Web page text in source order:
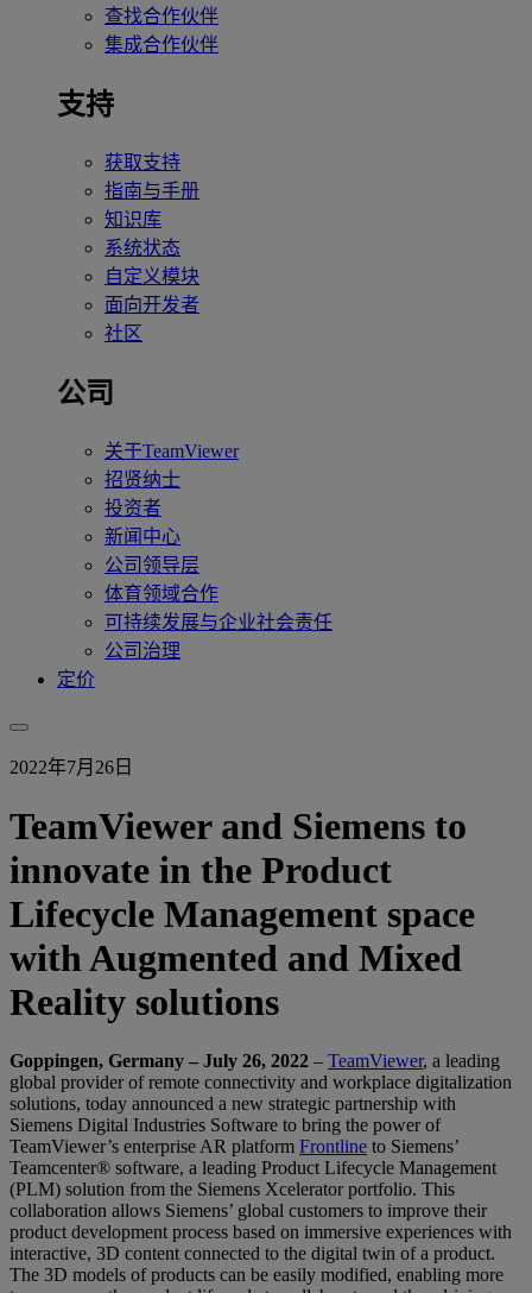
查找合作伙伴
集成合作伙伴
支持
获取支持
指南与手册
知识库
系统状态
自定义模块
面向开发者
社区
公司
关于TeamViewer
招贤纳士
投资者
新闻中心
公司领导层
体育领域合作
可持续发展与企业社会责任
公司治理
定价
2022年7月26日
TeamViewer and Siemens to
innovate in the Product
Lifecycle Management space
with Augmented and Mixed
Reality solutions
Goppingen, Germany – July 26, 2022 – TeamViewer, a leading
global provider of remote connectivity and workplace digitalization
solutions, today announced a new strategic partnership with
Siemens Digital Industries Software to bring the power of
TeamViewer’s enterprise AR platform Frontline to Siemens’
Teamcenter® software, a leading Product Lifecycle Management
(PLM) solution from the Siemens Xcelerator portfolio. This
collaboration allows Siemens’ global customers to improve their
product development process based on immersive experiences with
interactive, 3D content connected to the digital twin of a product.
The 3D models of products can be easily modified, enabling more